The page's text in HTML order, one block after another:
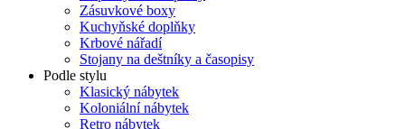
Zásuvkové boxy
Kuchyňské doplňky
Krbové nářadí
Stojany na deštníky a časopisy
Podle stylu
Klasický nábytek
Koloniální nábytek
Retro nábytek